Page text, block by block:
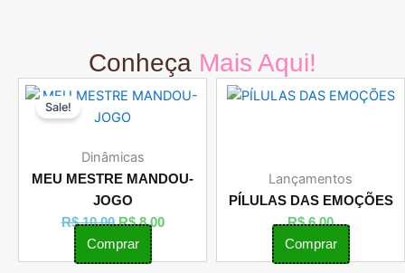
Conheça Mais Aqui!
Sale!
Dinâmicas
MEU MESTRE MANDOU-
JOGO
R$10,00
O
preço
era:
R$ 10,00.
R$8,00
O
R$ 8,00.
Comprar
Lançamentos
PÍLULAS DAS EMOÇÕES
R$6,00
Comprar